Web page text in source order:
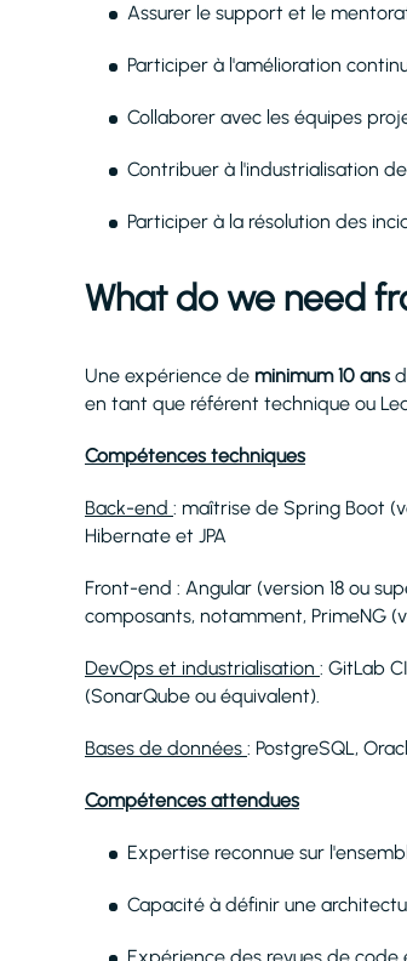
Assurer le support et le
Participer à l'amélioration
Collaborer avec les équipes
Contribuer à l'industrialisation
Participer à la résolution des
What do we need
Une expérience de minimum 10 ans
en tant que référent technique ou
Compétences techniques
Back-end : maîtrise de Spring Boot
Hibernate et JPA
Front-end : Angular (version 18 ou
composants, notamment, PrimeNG
DevOps et industrialisation : GitLab
(SonarQube ou équivalent).
Bases de données : PostgreSQL,
Compétences attendues
Expertise reconnue sur
Capacité à définir une